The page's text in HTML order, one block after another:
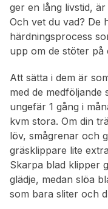
ger en lång livstid,
Och vet du vad? De
härdningsprocess
upp om de stöter på
Att sätta i dem är
med de
ungefär 1 gång i
kvm stora. Om din
löv, smågrenar och
gräsklippare lite
Skarpa blad klipper
glädje, medan slöa
som bara sliter och